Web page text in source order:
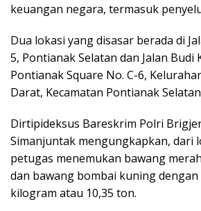
keuangan negara, termasuk
Dua lokasi yang disasar berada di
5, Pontianak Selatan dan Jalan Budi
Pontianak Square No. C-6,
Darat, Kecamatan Pontianak
Dirtipideksus Bareskrim Polri
Simanjuntak mengungkapkan, dari
petugas menemukan bawang
dan bawang bombai kuning dengan
kilogram atau 10,35 ton.